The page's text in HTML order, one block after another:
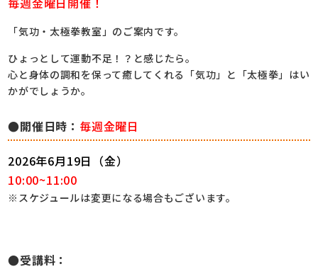
「気功・太極拳教室」のご案内です。
ひょっとして運動不足！？と感じたら。
心と身体の調和を保って癒してくれる「気功」と「太極拳」はい
かがでしょうか。
●開催日時： 毎週金曜日
2026年6月19日（金）
10:00~11:00
※スケジュールは変更になる場合もございます。
●受講料：